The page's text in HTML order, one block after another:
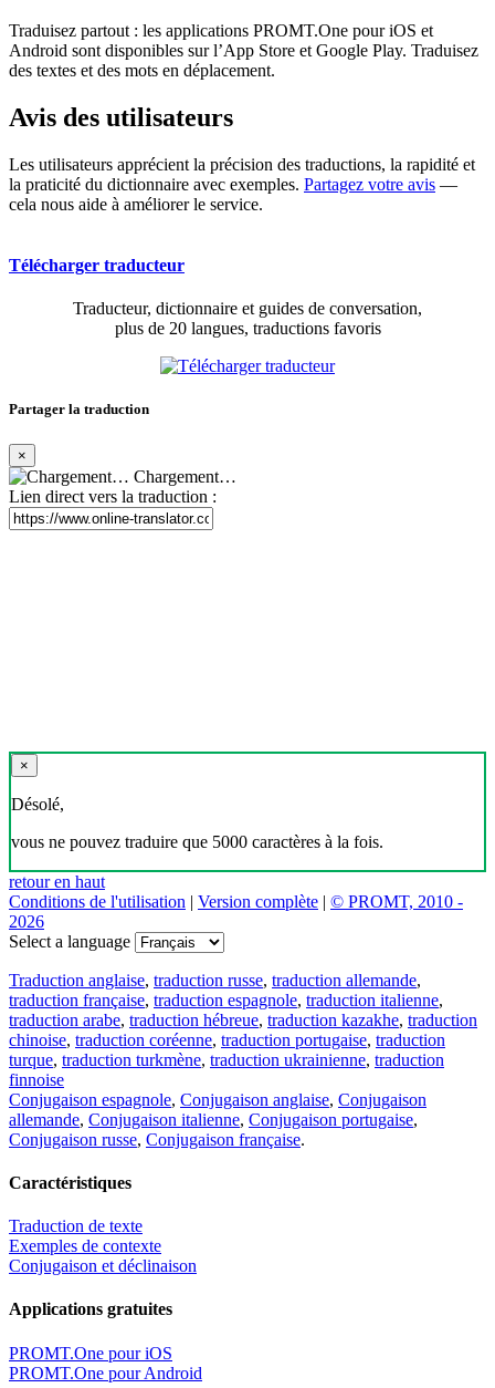
Traduisez partout : les applications PROMT.One pour iOS et
Android sont disponibles sur l’App Store et Google Play. Traduisez
des textes et des mots en déplacement.
Avis des utilisateurs
Les utilisateurs apprécient la précision des traductions, la rapidité et
la praticité du dictionnaire avec exemples. Partagez votre avis —
cela nous aide à améliorer le service.
Télécharger traducteur
Traducteur, dictionnaire et guides de conversation,
plus de 20 langues, traductions favoris
Partager la traduction
×
Chargement…
Lien direct vers la traduction :
×
Désolé,
vous ne pouvez traduire que 5000 caractères à la fois.
retour en haut
Conditions de l'utilisation | Version complète | © PROMT, 2010 -
2026
Select a language
Traduction anglaise, traduction russe, traduction allemande,
traduction française, traduction espagnole, traduction italienne,
traduction arabe, traduction hébreue, traduction kazakhe, traduction
chinoise, traduction coréenne, traduction portugaise, traduction
turque, traduction turkmène, traduction ukrainienne, traduction
finnoise
Conjugaison espagnole, Conjugaison anglaise, Conjugaison
allemande, Conjugaison italienne, Conjugaison portugaise,
Conjugaison russe, Conjugaison française.
Caractéristiques
Traduction de texte
Exemples de contexte
Conjugaison et déclinaison
Applications gratuites
PROMT.One pour iOS
PROMT.One pour Android